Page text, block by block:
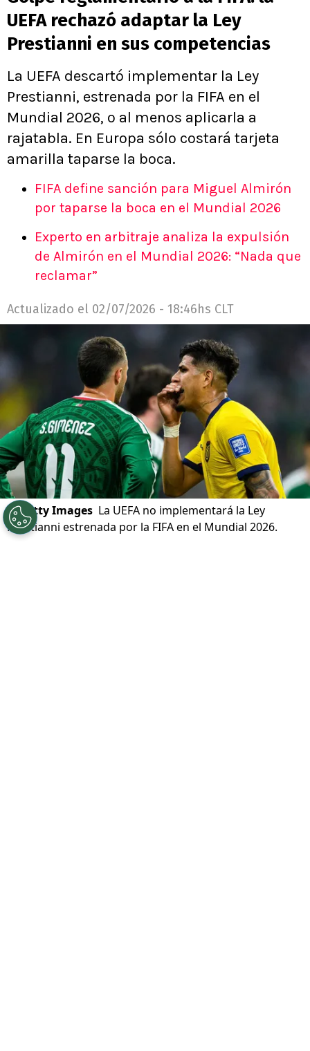
UEFA rechazó adaptar la Ley
Prestianni en sus competencias
La UEFA descartó implementar la Ley
Prestianni, estrenada por la FIFA en el
Mundial 2026, o al menos aplicarla a
rajatabla. En Europa sólo costará tarjeta
amarilla taparse la boca.
FIFA define sanción para Miguel Almirón
por taparse la boca en el Mundial 2026
Experto en arbitraje analiza la expulsión
de Almirón en el Mundial 2026: “Nada que
reclamar”
Actualizado el 02/07/2026 - 18:46hs CLT
©Getty Images La UEFA no implementará la Ley
Prestianni estrenada por la FIFA en el Mundial 2026.